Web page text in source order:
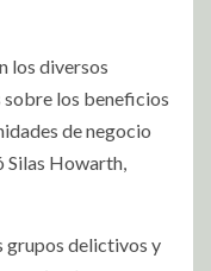
los diversos
los beneficios
de negocio
Silas Howarth,
grupos delictivos y